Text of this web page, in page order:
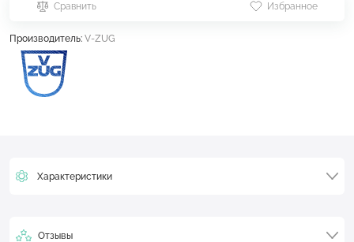
Сравнить Избранное
Производитель: V-ZUG
Характеристики
Отзывы